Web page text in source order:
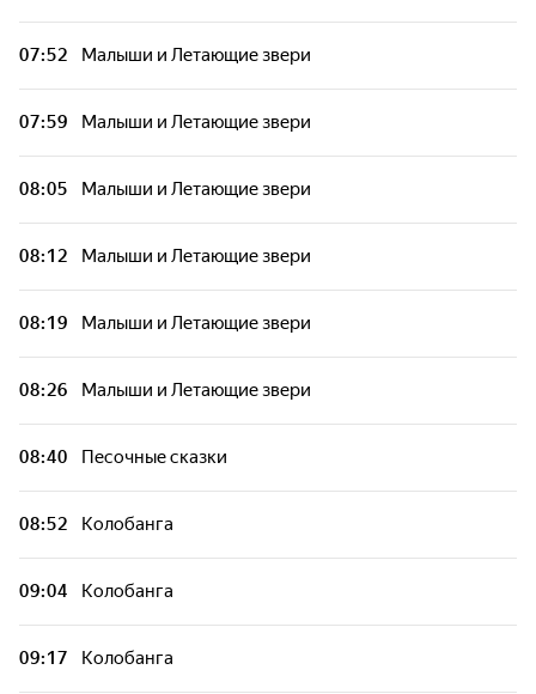
Профи!
Профи!
Райан Дефрейтс
Приколы 13-й школы
Я выбираю спорт
Переделкино
Переделкино
Команда Познавалова
07:52 Малыши и Летающие звери
07:59 Малыши и Летающие звери
08:05 Малыши и Летающие звери
08:12 Малыши и Летающие звери
08:19 Малыши и Летающие звери
08:26 Малыши и Летающие звери
08:40 Песочные сказки
08:52 Колобанга
09:04 Колобанга
09:17 Колобанга